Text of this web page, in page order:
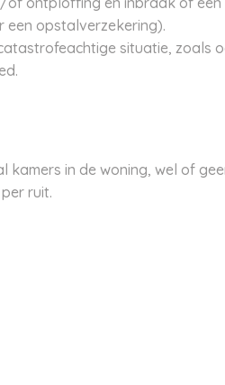
een opstalverzekering).
situatie, zoals
kamers in de woning, wel of
ruit.